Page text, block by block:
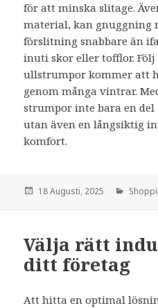
för att minska slitage.
material, kan gnuggning
förslitning snabbare än
inuti skor eller tofflor. Följ
ullstrumpor kommer att
genom många vintrar.
strumpor inte bara en
utan även en långsiktig
komfort.
den
18 Augusti, 2025
Välja rätt
ditt företag
Att hitta en optimal